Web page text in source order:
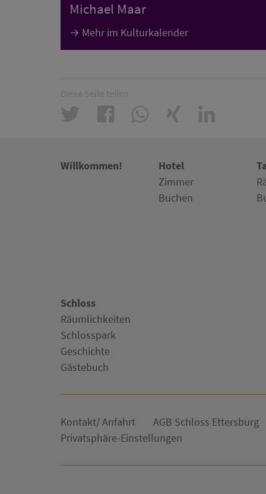
Michael Maar
Mehr im Kulturkalender
Diese Seite teilen
Willkommen!
Hotel
Zimmer
Buchen
Schloss
Räumlichkeiten
Schlosspark
Geschichte
Gästebuch
Kontakt/ Anfahrt AGB Schloss Ettersburg
Privatsphäre-Einstellungen